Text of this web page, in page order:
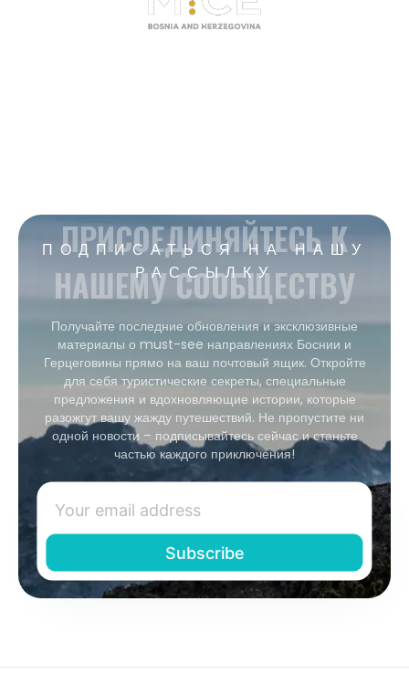
ПОДПИСАТЬСЯ НА НАШУ
РАССЫЛКУ
ПРИСОЕДИНЯЙТЕСЬ К
НАШЕМУ СООБЩЕСТВУ
Получайте последние обновления и эксклюзивные
материалы о must-see направлениях Боснии и
Герцеговины прямо на ваш почтовый ящик. Откройте
для себя туристические секреты, специальные
предложения и вдохновляющие истории, которые
разожгут вашу жажду путешествий. Не пропустите ни
одной новости – подписывайтесь сейчас и станьте
частью каждого приключения!